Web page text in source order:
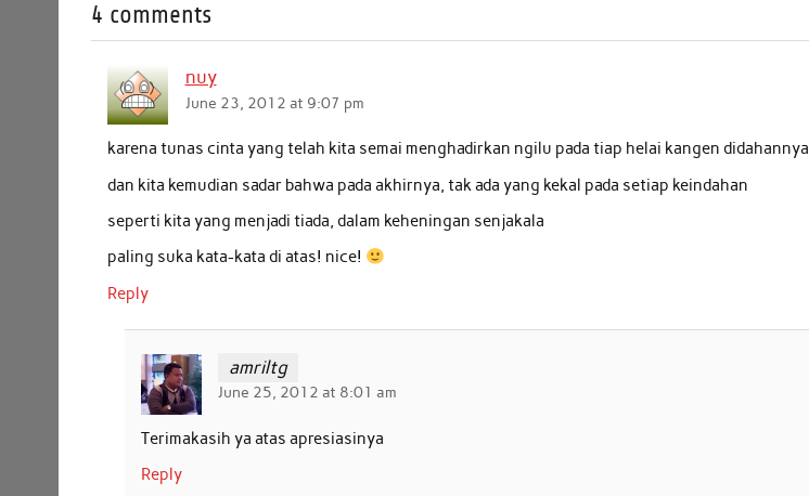
e
b
o
o
k
t
t
s
A
p
p
e
I
n
l
e
4 comments
nuy
June 23, 2012 at 9:07 pm
karena tunas cinta yang telah kita semai menghadirkan ngilu pada tiap helai kangen didahannya
dan kita kemudian sadar bahwa pada akhirnya, tak ada yang kekal pada setiap keindahan
seperti kita yang menjadi tiada, dalam keheningan senjakala
paling suka kata-kata di atas! nice!
Reply
amriltg
June 25, 2012 at 8:01 am
Terimakasih ya atas apresiasinya
Reply